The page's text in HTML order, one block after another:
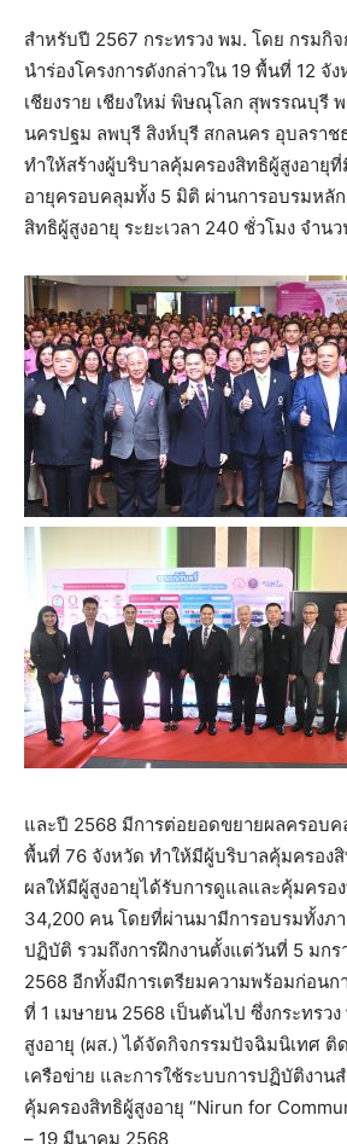
สำหรับปี 2567 กระทรวง พม. โดย กรมกิจ
นำร่องโครงการดังกล่าวใน 19 พื้นที่ 12 จั
เชียงราย เชียงใหม่ พิษณุโลก สุพรรณบุรี
นครปฐม ลพบุรี สิงห์บุรี สกลนคร อุบลราช
ทำให้สร้างผู้บริบาลคุ้มครองสิทธิผู้สูงอายุ
อายุครอบคลุมทั้ง 5 มิติ ผ่านการอบรมหลั
สิทธิผู้สูงอายุ ระยะเวลา 240 ชั่วโมง จำน
และปี 2568 มีการต่อยอดขยายผลครอบค
พื้นที่ 76 จังหวัด ทำให้มีผู้บริบาลคุ้มครอง
ผลให้มีผู้สูงอายุได้รับการดูแลและคุ้มครอ
34,200 คน โดยที่ผ่านมามีการอบรมทั้งภ
ปฏิบัติ รวมถึงการฝึกงานตั้งแต่วันที่ 5 มก
2568 อีกทั้งมีการเตรียมความพร้อมก่อนก
ที่ 1 เมษายน 2568 เป็นต้นไป ซึ่งกระทรว
สูงอายุ (ผส.) ได้จัดกิจกรรมปัจฉิมนิเทศ ติ
เครือข่าย และการใช้ระบบการปฏิบัติงาน
คุ้มครองสิทธิผู้สูงอายุ “Nirun for
– 19 มีนาคม 2568